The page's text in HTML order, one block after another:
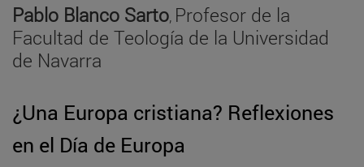
Pablo Blanco Sarto, Profesor de la
Facultad de Teología de la Universidad
de Navarra
¿Una Europa cristiana? Reflexiones
en el Día de Europa